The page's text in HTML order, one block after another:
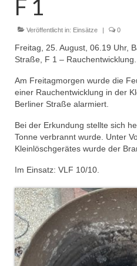
Einsätze
Einsatzstichworte
Jugendfeuerwehr
Infos
Dienstplan
Gründung
25-jähriges Jubiläum
Kreiszeltlager 2023
Kinderfeuerwehr
Infos
F 1
Veröffentlicht in: Einsätze | 0
Freitag, 25. August, 06.19 Uhr,
Straße, F 1 – Rauchentwicklung.
Am Freitagmorgen wurde die
einer Rauchentwicklung in der
Berliner Straße alarmiert.
Bei der Erkundung stellte sich
Tonne verbrannt wurde. Unter
Kleinlöschgerätes wurde der
Im Einsatz: VLF 10/10.